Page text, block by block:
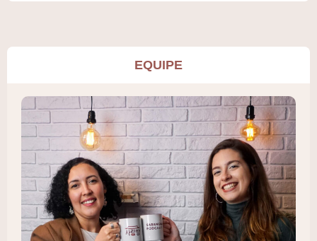
EQUIPE